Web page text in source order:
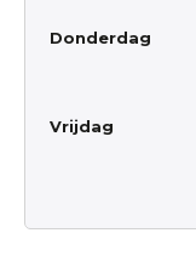
Donderdag
Vrijdag